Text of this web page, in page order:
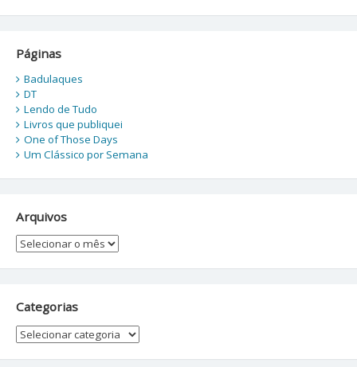
Páginas
Badulaques
DT
Lendo de Tudo
Livros que publiquei
One of Those Days
Um Clássico por Semana
Arquivos
Arquivos
Categorias
Categorias